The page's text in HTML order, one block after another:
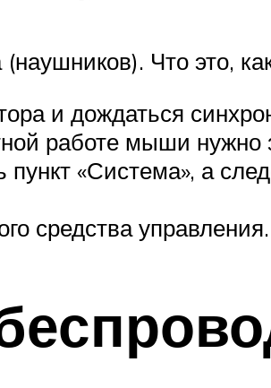
Что это,
и дождаться
работе мыши нужно
«Система», а
средства управления.